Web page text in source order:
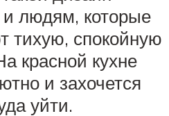
и людям, которые
тихую, спокойную
красной кухне
и захочется
уйти.